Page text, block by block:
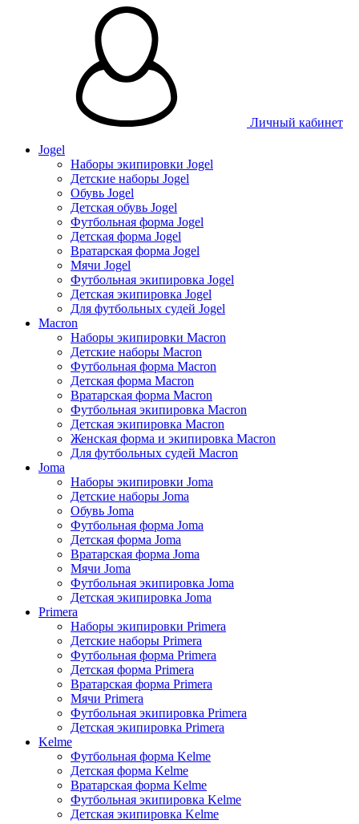
Личный кабинет
Jogel
Наборы экипировки Jogel
Детские наборы Jogel
Обувь Jogel
Детская обувь Jogel
Футбольная форма Jogel
Детская форма Jogel
Вратарская форма Jogel
Мячи Jogel
Футбольная экипировка Jogel
Детская экипировка Jogel
Для футбольных судей Jogel
Macron
Наборы экипировки Macron
Детские наборы Macron
Футбольная форма Macron
Детская форма Macron
Вратарская форма Macron
Футбольная экипировка Macron
Детская экипировка Macron
Женская форма и экипировка Macron
Для футбольных судей Macron
Joma
Наборы экипировки Joma
Детские наборы Joma
Обувь Joma
Футбольная форма Joma
Детская форма Joma
Вратарская форма Joma
Мячи Joma
Футбольная экипировка Joma
Детская экипировка Joma
Primera
Наборы экипировки Primera
Детские наборы Primera
Футбольная форма Primera
Детская форма Primera
Вратарская форма Primera
Мячи Primera
Футбольная экипировка Primera
Детская экипировка Primera
Kelme
Футбольная форма Kelme
Детская форма Kelme
Вратарская форма Kelme
Футбольная экипировка Kelme
Детская экипировка Kelme